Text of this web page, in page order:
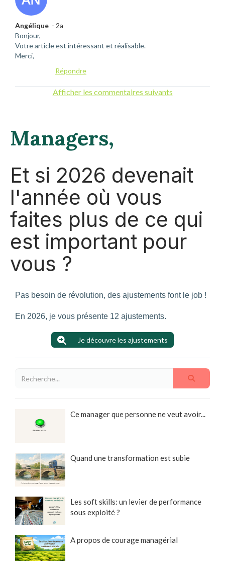
Angélique - 2a
Bonjour,
Votre article est intéressant et réalisable.
Merci,
Répondre
Afficher les commentaires suivants
Managers,
Et si 2026 devenait
l'année où vous
faites plus de ce qui
est important pour
vous ?
Pas besoin de révolution, des ajustements font le job !
En 2026, je vous présente 12 ajustements.
Je découvre les ajustements
Ce manager que personne ne veut avoir...
Quand une transformation est subie
Les soft skills: un levier de performance
sous exploité ?
A propos de courage managérial